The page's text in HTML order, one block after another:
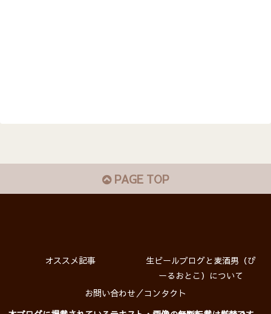
PAGE TOP
オススメ記事
生ビールブログと麦酒男（び
ーるおとこ）について
お問い合わせ／コンタクト